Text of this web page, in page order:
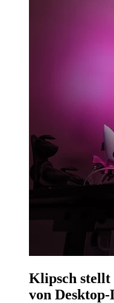
Klipsch stellt
von